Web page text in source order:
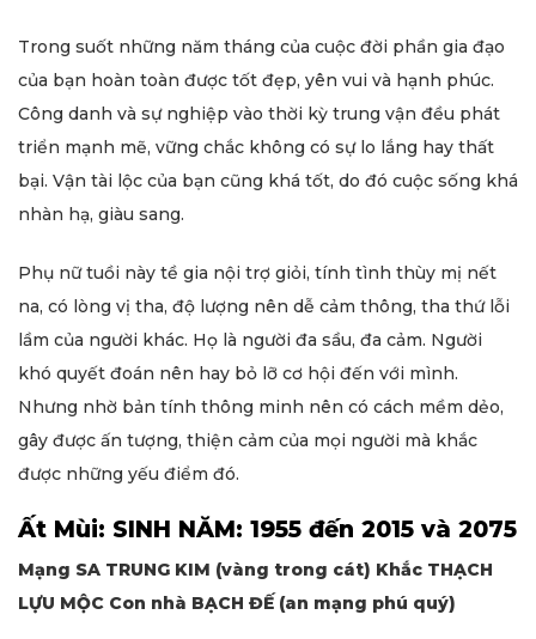
Trong suốt những năm tháng của cuộc đời phần gia đạo
của bạn hoàn toàn được tốt đẹp, yên vui và hạnh phúc.
Công danh và sự nghiệp vào thời kỳ trung vận đều phát
triển mạnh mẽ, vững chắc không có sự lo lắng hay thất
bại. Vận tài lộc của bạn cũng khá tốt, do đó cuộc sống khá
nhàn hạ, giàu sang.
Phụ nữ tuồi này tề gia nội trợ giỏi, tính tình thùy mị nết
na, có lòng vị tha, độ lượng nên dễ cảm thông, tha thứ lỗi
lầm của người khác. Họ là người đa sầu, đa cảm. Người
khó quyết đoán nên hay bỏ lỡ cơ hội đến với mình.
Nhưng nhờ bản tính thông minh nên có cách mềm dẻo,
gây được ấn tượng, thiện cảm của mọi người mà khắc
được những yếu điểm đó.
Ất Mùi: SINH NĂM: 1955 đến 2015 và 2075
Mạng SA TRUNG KIM (vàng trong cát) Khắc THẠCH
LỰU MỘC Con nhà BẠCH ĐẾ (an mạng phú quý)